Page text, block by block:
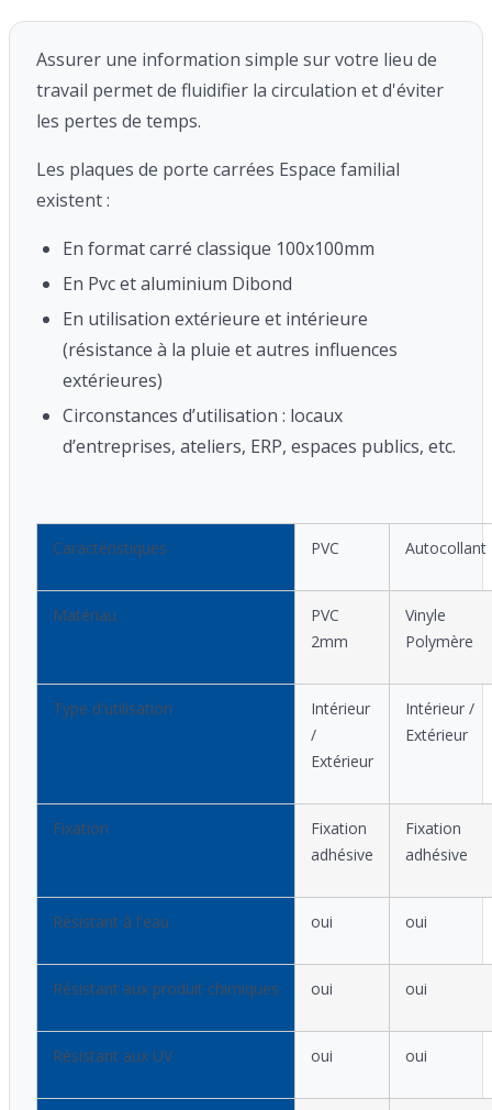
Assurer une information simple sur votre lieu de
travail permet de fluidifier la circulation et d'éviter
les pertes de temps.
Les plaques de porte carrées Espace familial
existent :
En format carré classique 100x100mm
En Pvc et aluminium Dibond
En utilisation extérieure et intérieure
(résistance à la pluie et autres influences
extérieures)
Circonstances d’utilisation : locaux
d’entreprises, ateliers, ERP, espaces publics, etc.
Caractéristiques PVC Autocollant
Matériau
PVC
2mm
Vinyle
Polymère
Type d'utilisation
Intérieur
/
Extérieur
Intérieur /
Extérieur
Fixation
Fixation
adhésive
Fixation
adhésive
Résistant à l'eau oui oui
Résistant aux produit chimiques oui oui
Résistant aux UV oui oui